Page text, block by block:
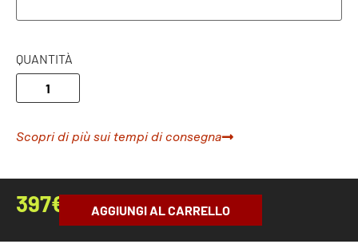
QUANTITÀ
Scopri di più sui tempi di consegna
397€ AGGIUNGI AL CARRELLO